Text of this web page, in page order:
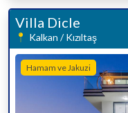
Villa Dicle
Kalkan / Kızıltaş
Hamam ve Jakuzi